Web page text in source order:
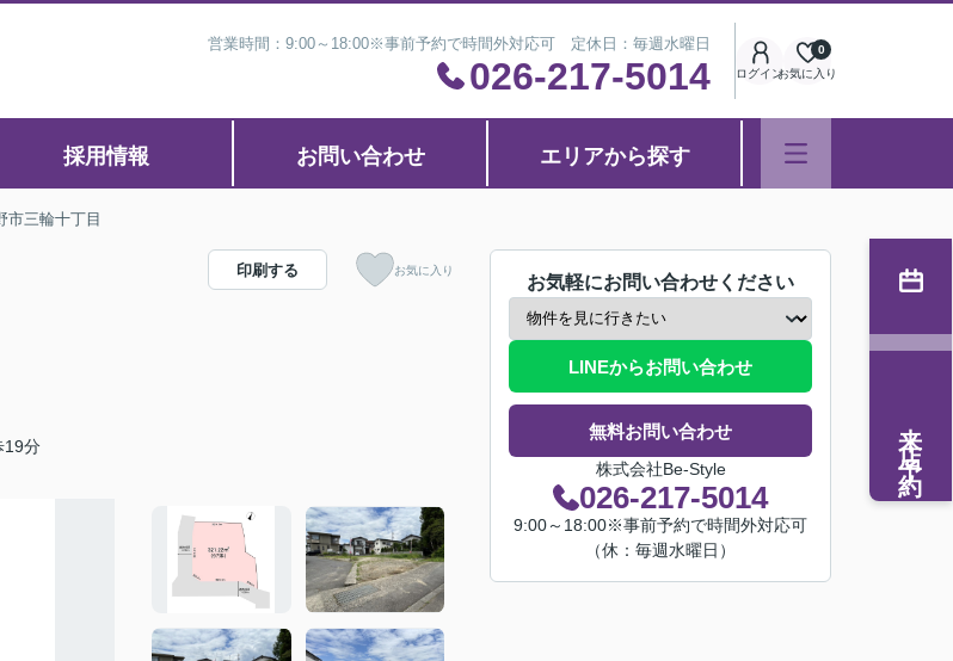
営業時間：9:00～18:00※事前予約で時間外対応可 定休日：毎週水曜日
026-217-5014 ログインお気に入り
0
採用情報 お問い合わせ エリアから探す
三輪十丁目
19分
印刷する お気に入り
お気軽にお問い合わせください
LINEからお問い合わせ
無料お問い合わせ
株式会社Be-Style
026-217-5014
9:00～18:00※事前予約で時間外対応可
（休：毎週水曜日）
来店予約